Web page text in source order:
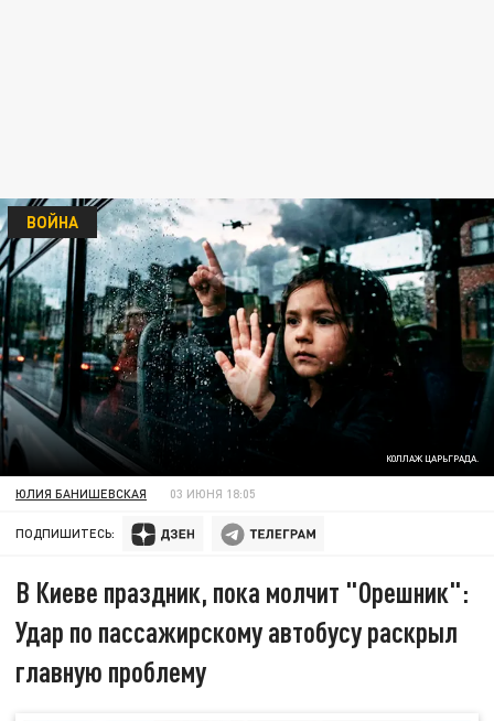
КОЛЛАЖ ЦАРЬГРАДА.
ВОЙНА
ЮЛИЯ БАНИШЕВСКАЯ 03 ИЮНЯ 18:05
ПОДПИШИТЕСЬ:
В Киеве праздник, пока молчит "Орешник":
Удар по пассажирскому автобусу раскрыл
главную проблему